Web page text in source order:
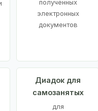
полученных
электронных
документов
Диадок для
самозанятых
для